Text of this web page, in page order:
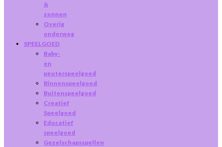
&
zonnen
Overig
onderweg
SPEELGOED
Baby-
en
peuterspeelgoed
Binnenspeelgoed
Buitenspeelgoed
Creatief
Speelgoed
Educatief
speelgoed
Gezelschapsspellen